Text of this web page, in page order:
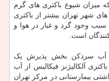
میزان شیوع باکتری های گرم
شهر تهران بیشتر از باکتری
وجود گرد و غبار در هوا و
است.
از آب سردکن بخش پذیرش یک
آلکالیژنز فیکالیس از آب
بیمارستانی در مرکز تهران